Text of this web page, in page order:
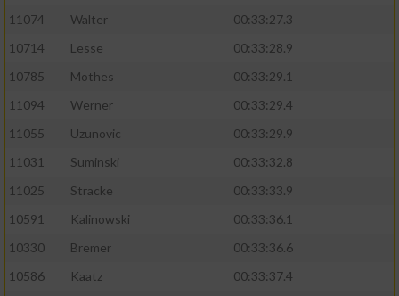
11074
Walter
00:33:27.3
10714
Lesse
00:33:28.9
10785
Mothes
00:33:29.1
11094
Werner
00:33:29.4
11055
Uzunovic
00:33:29.9
11031
Suminski
00:33:32.8
11025
Stracke
00:33:33.9
10591
Kalinowski
00:33:36.1
10330
Bremer
00:33:36.6
10586
Kaatz
00:33:37.4